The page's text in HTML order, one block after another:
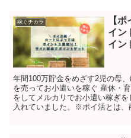
稼ぐチカラ
【
イン
イン
年間100万貯金をめざす2児の母
を売ってお小遣いを稼ぐ 産休・
をしてメルカリでお小遣い稼ぎ
入れていました。※ポイ活とは、